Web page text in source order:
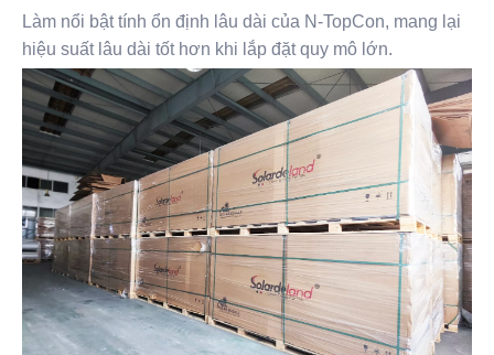
Làm nổi bật tính ổn định lâu dài của N-TopCon, mang lại
hiệu suất lâu dài tốt hơn khi lắp đặt quy mô lớn.